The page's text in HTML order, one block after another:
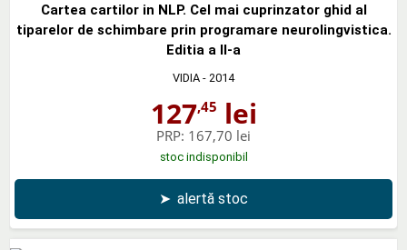
Cartea cartilor in NLP. Cel mai cuprinzator ghid al
tiparelor de schimbare prin programare neurolingvistica.
Editia a II-a
VIDIA - 2014
127,45 lei
PRP: 167,70 lei
stoc indisponibil
➤ alertă stoc